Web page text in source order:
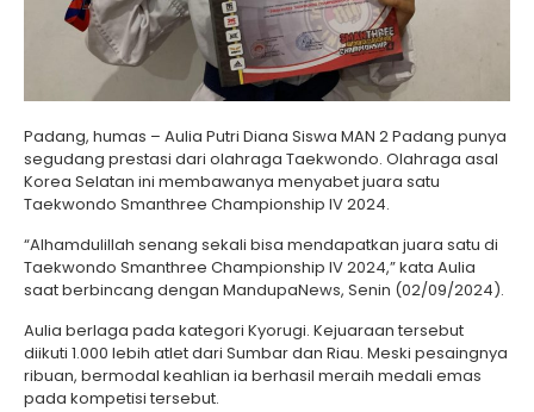
Padang, humas – Aulia Putri Diana Siswa MAN 2 Padang punya
segudang prestasi dari olahraga Taekwondo. Olahraga asal
Korea Selatan ini membawanya menyabet juara satu
Taekwondo Smanthree Championship IV 2024.
“Alhamdulillah senang sekali bisa mendapatkan juara satu di
Taekwondo Smanthree Championship IV 2024,” kata Aulia
saat berbincang dengan MandupaNews, Senin (02/09/2024).
Aulia berlaga pada kategori Kyorugi. Kejuaraan tersebut
diikuti 1.000 lebih atlet dari Sumbar dan Riau. Meski pesaingnya
ribuan, bermodal keahlian ia berhasil meraih medali emas
pada kompetisi tersebut.